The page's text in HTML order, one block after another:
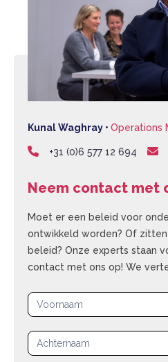
Kunal Waghray • Operations
+31 (0)6 577 12 694
Neem contact met
Moet er een beleid voor
ontwikkeld worden? Of
beleid? Onze experts staan
contact met ons op! We
Aanvraagformulier
|
Company